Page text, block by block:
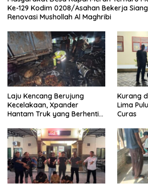
Ke-129 Kodim 0208/Asahan Bekerja
Renovasi Mushollah Al Maghribi
Laju Kencang Berujung
Kecelakaan, Xpander
Hantam Truk yang Berhenti
Kurang
Lima
Curas